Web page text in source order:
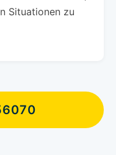
Situationen zu